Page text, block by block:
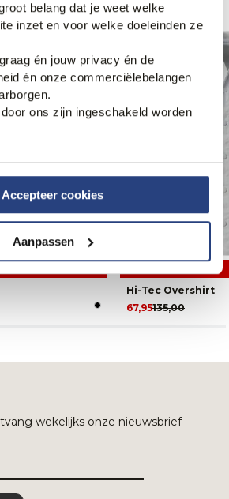
belang dat je weet welke
inzet en voor welke doeleinden ze
én jouw privacy én de
én onze commerciëlebelangen
ons zijn ingeschakeld worden
Accepteer cookies
Aanpassen
Hi-Tec Overshirt
135,00
67,95
wekelijks onze nieuwsbrief